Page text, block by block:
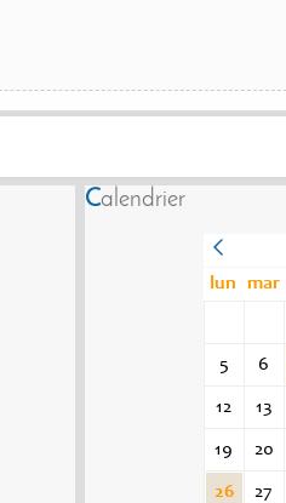
Calendrier
lun
mar
5 6
12 13
19 20
26 27